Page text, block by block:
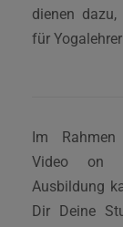
dienen
für
Im Rahmen
Video on
Ausbildung
Dir Deine
anschauen
wiederholen